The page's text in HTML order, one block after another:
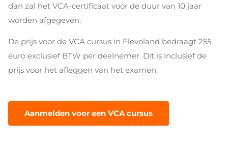
dan zal het VCA-certificaat voor de duur van 10 jaar
worden afgegeven.
De prijs voor de VCA cursus in Flevoland bedraagt 255
euro exclusief BTW per deelnemer. Dit is inclusief de
prijs voor het afleggen van het examen.
Aanmelden voor een VCA cursus